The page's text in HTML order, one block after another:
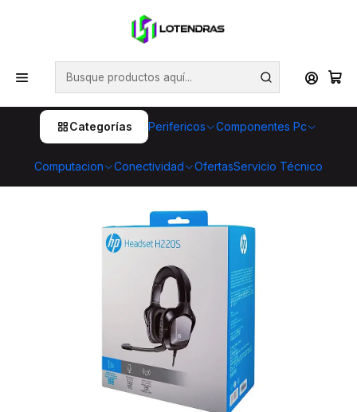
Categorías Perifericos Componentes Pc
Computacion Conectividad OfertasServicio Técnico
💥 ¡Compra HOY y retira GRATIS en tienda! 🏪🚀 Además,
aprovecha cientos de productos con Despacho Gratis 🛒📦
¡No dejes pasar esta oportunidad! 🔥
Inicio Perifericos
Audífonos Gamer HP H220S On-Ear 3.5mm alámbricos